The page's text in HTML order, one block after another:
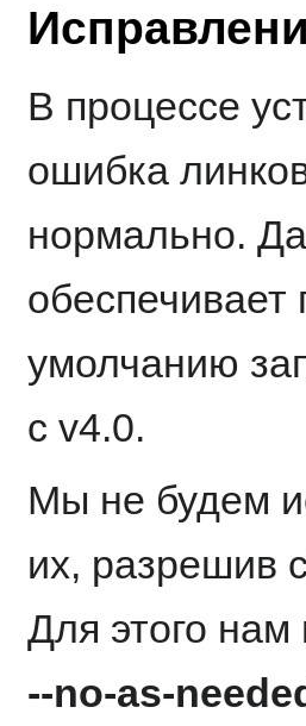
В процессе
ошибка
нормально.
обеспечивает
умолчанию
с v4.0.
Мы не будем
их, разрешив
Для этого
--no-as-